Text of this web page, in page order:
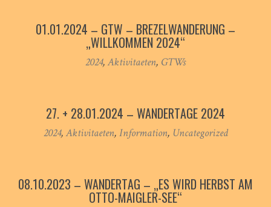
01.01.2024 – GTW – BREZELWANDERUNG –
„WILLKOMMEN 2024“
2024,Aktivitaeten, GTWs
27. + 28.01.2024 – WANDERTAGE 2024
2024,Aktivitaeten, Information, Uncategorized
08.10.2023 – WANDERTAG – „ES WIRD HERBST AM
OTTO-MAIGLER-SEE“